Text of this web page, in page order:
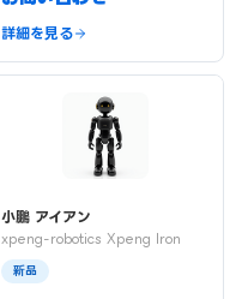
詳細を見る
小鵬 アイアン
xpeng-robotics Xpeng Iron
新品